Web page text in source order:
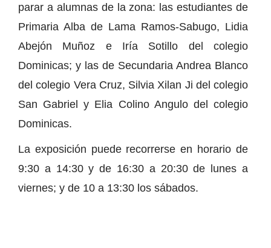
parar a alumnas de la zona: las estudiantes de
Primaria Alba de Lama Ramos-Sabugo, Lidia
Abejón Muñoz e Iría Sotillo del colegio
Dominicas; y las de Secundaria Andrea Blanco
del colegio Vera Cruz, Silvia Xilan Ji del colegio
San Gabriel y Elia Colino Angulo del colegio
Dominicas.
La exposición puede recorrerse en horario de
9:30 a 14:30 y de 16:30 a 20:30 de lunes a
viernes; y de 10 a 13:30 los sábados.